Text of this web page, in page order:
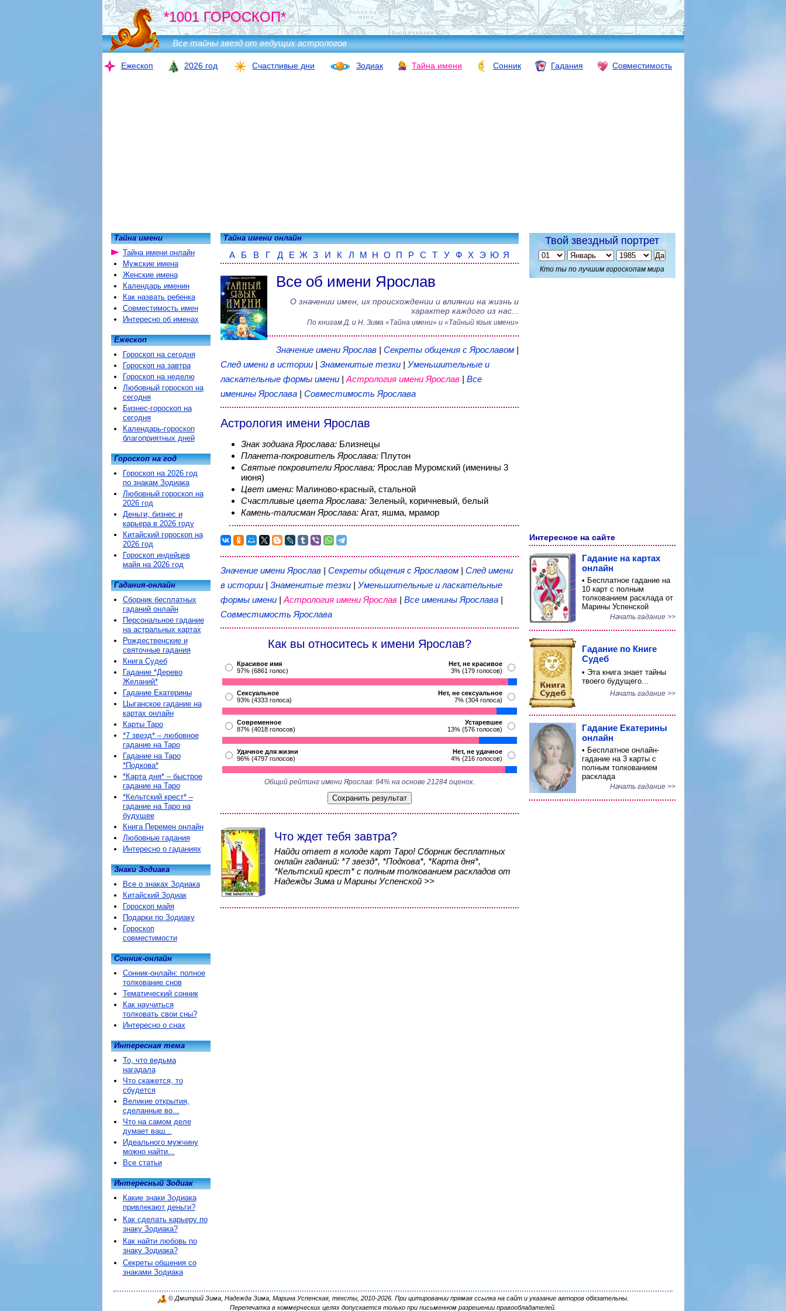
*1001 ГОРОСКОП*
Все тайны звезд от ведущих астрологов
Ежескоп 2026 год Счастливые дни Зодиак Тайна имени Сонник Гадания Совместимость
Тайна имени онлайн
А Б В Г Д Е Ж З И К Л М Н О П Р С Т У Ф Х Э Ю Я
Все об имени Ярослав
О значении имен, их происхождении и влиянии на жизнь и
характер каждого из нас...
По книгамД. и Н. Зима«Тайна имени» и «Тайный язык имени»
Значение имени Ярослав| Секреты общения с Ярославом |
След имени в истории| Знаменитые тезки| Уменьшительные и
ласкательные формы имени| Астрология имени Ярослав| Все
именины Ярослава | Совместимость Ярослава
Астрология имени Ярослав
Знак зодиака Ярослава: Близнецы
Планета-покровитель Ярослава: Плутон
Святые покровители Ярослава: Ярослав Муромский (именины 3
июня)
Цвет имени: Малиново-красный, стальной
Счастливые цвета Ярослава: Зеленый, коричневый, белый
Камень-талисман Ярослава: Агат, яшма, мрамор
Значение имени Ярослав| Секреты общения с Ярославом | След имени
в истории| Знаменитые тезки| Уменьшительные и ласкательные
формы имени| Астрология имени Ярослав| Все именины Ярослава |
Совместимость Ярослава
Как вы относитесь к имени Ярослав?
Красивое имя
97% (6861 голос)
Нет, не красивое
3% (179 голосов)
Сексуальное
93% (4333 голоса)
Нет, не сексуальное
7% (304 голоса)
Современное
87% (4018 голосов)
Устаревшее
13% (576 голосов)
Удачное для жизни
96% (4797 голосов)
Нет, не удачное
4% (216 голосов)
Общий рейтинг имени Ярослав: 94% на основе 21284 оценок.
Что ждет тебя завтра?
Найди ответ в колоде карт Таро! Сборник бесплатных
онлайн гаданий: *7 звезд*, *Подкова*, *Карта дня*,
*Кельтский крест* с полным толкованием раскладов от
Надежды Зима и Марины Успенской >>
Тайна имени
Тайна имени онлайн
Мужские имена
Женские имена
Календарь именин
Как назвать ребенка
Совместимость имен
Интересно об именах
Ежескоп
Гороскоп на сегодня
Гороскоп на завтра
Гороскоп на неделю
Любовный гороскоп на
сегодня
Бизнес-гороскоп на
сегодня
Календарь-гороскоп
благоприятных дней
Гороскоп на год
Гороскоп на 2026 год
по знакам Зодиака
Любовный гороскоп на
2026 год
Деньги, бизнес и
карьера в 2026 году
Китайский гороскоп на
2026 год
Гороскоп индейцев
майя на 2026 год
Гадания-онлайн
Сборник бесплатных
гаданий онлайн
Персональное гадание
на астральных картах
Рождественские и
святочные гадания
Книга Судеб
Гадание *Дерево
Желаний*
Гадание Екатерины
Цыганское гадание на
картах онлайн
Карты Таро
*7 звезд* – любовное
гадание на Таро
Гадание на Таро
*Подкова*
*Карта дня* – быстрое
гадание на Таро
*Кельтский крест* –
гадание на Таро на
будущее
Книга Перемен онлайн
Любовные гадания
Интересно о гаданиях
Знаки Зодиака
Все о знаках Зодиака
Китайский Зодиак
Гороскоп майя
Подарки по Зодиаку
Гороскоп
совместимости
Сонник-онлайн
Сонник-онлайн: полное
толкование снов
Тематический сонник
Как научиться
толковать свои сны?
Интересно о снах
Интересная тема
То, что ведьма
нагадала
Что скажется, то
сбудется
Великие открытия,
сделанные во...
Что на самом деле
думает ваш...
Идеального мужчину
можно найти...
Все статьи
Интересный Зодиак
Какие знаки Зодиака
привлекают деньги?
Как сделать карьеру по
знаку Зодиака?
Как найти любовь по
знаку Зодиака?
Секреты общения со
знаками Зодиака
Твой звездный портрет
Кто ты по лучшим гороскопам мира
Интересное на сайте
Гадание на картах
онлайн
• Бесплатное гадание на
10 карт с полным
толкованием расклада от
Марины Успенской
Начать гадание >>
Гадание по Книге
Судеб
• Эта книга знает тайны
твоего будущего...
Начать гадание >>
Гадание Екатерины
онлайн
• Бесплатное онлайн-
гадание на 3 карты с
полным толкованием
расклада
Начать гадание >>
© Дмитрий Зима, Надежда Зима, Марина Успенская, тексты, 2010-2026. При цитировании прямая ссылка на сайт и указание авторов обязательны.
Перепечатка в коммерческих целях допускается только при письменном разрешении правообладателей.